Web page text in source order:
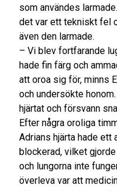
som användes
det var ett tekniskt fel
även den larmade.
– Vi blev fortfarande
hade fin färg och
att oroa sig för, minns
och undersökte
hjärtat och försvann
Efter några oroliga
Adrians hjärta hade ett
blockerad, vilket
och lungorna inte
överleva var att